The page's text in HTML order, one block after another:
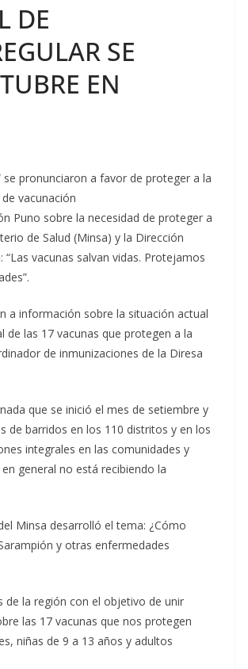
DE
SE
EN
se pronunciaron a favor de proteger a la
vacunación
Puno sobre la necesidad de proteger a
de Salud (Minsa) y la Dirección
vacunas salvan vidas. Protejamos
a información sobre la situación actual
las 17 vacunas que protegen a la
de inmunizaciones de la Diresa
que se inició el mes de setiembre y
de barridos en los 110 distritos y en los
integrales en las comunidades y
general no está recibiendo la
Minsa desarrolló el tema: ¿Cómo
y otras enfermedades
la región con el objetivo de unir
las 17 vacunas que nos protegen
niñas de 9 a 13 años y adultos